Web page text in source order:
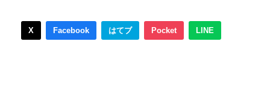
X Facebook はてブ Pocket LINE